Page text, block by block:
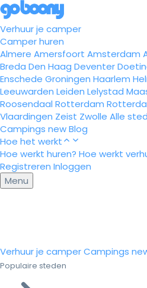
Verhuur je camper
Camper huren
Almere Amersfoort Amsterdam
Breda Den Haag Deventer
Enschede Groningen Haarlem
Leeuwarden Leiden Lelystad
Roosendaal Rotterdam
Vlaardingen Zeist Zwolle Alle
Campings newBlog
Hoe het werkt
Hoe werkt huren? Hoe werkt
Registreren Inloggen
Menu
Verhuur je camperCampings
Populaire steden